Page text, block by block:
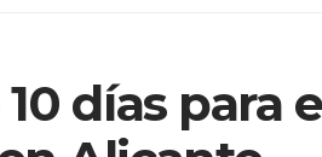
días para